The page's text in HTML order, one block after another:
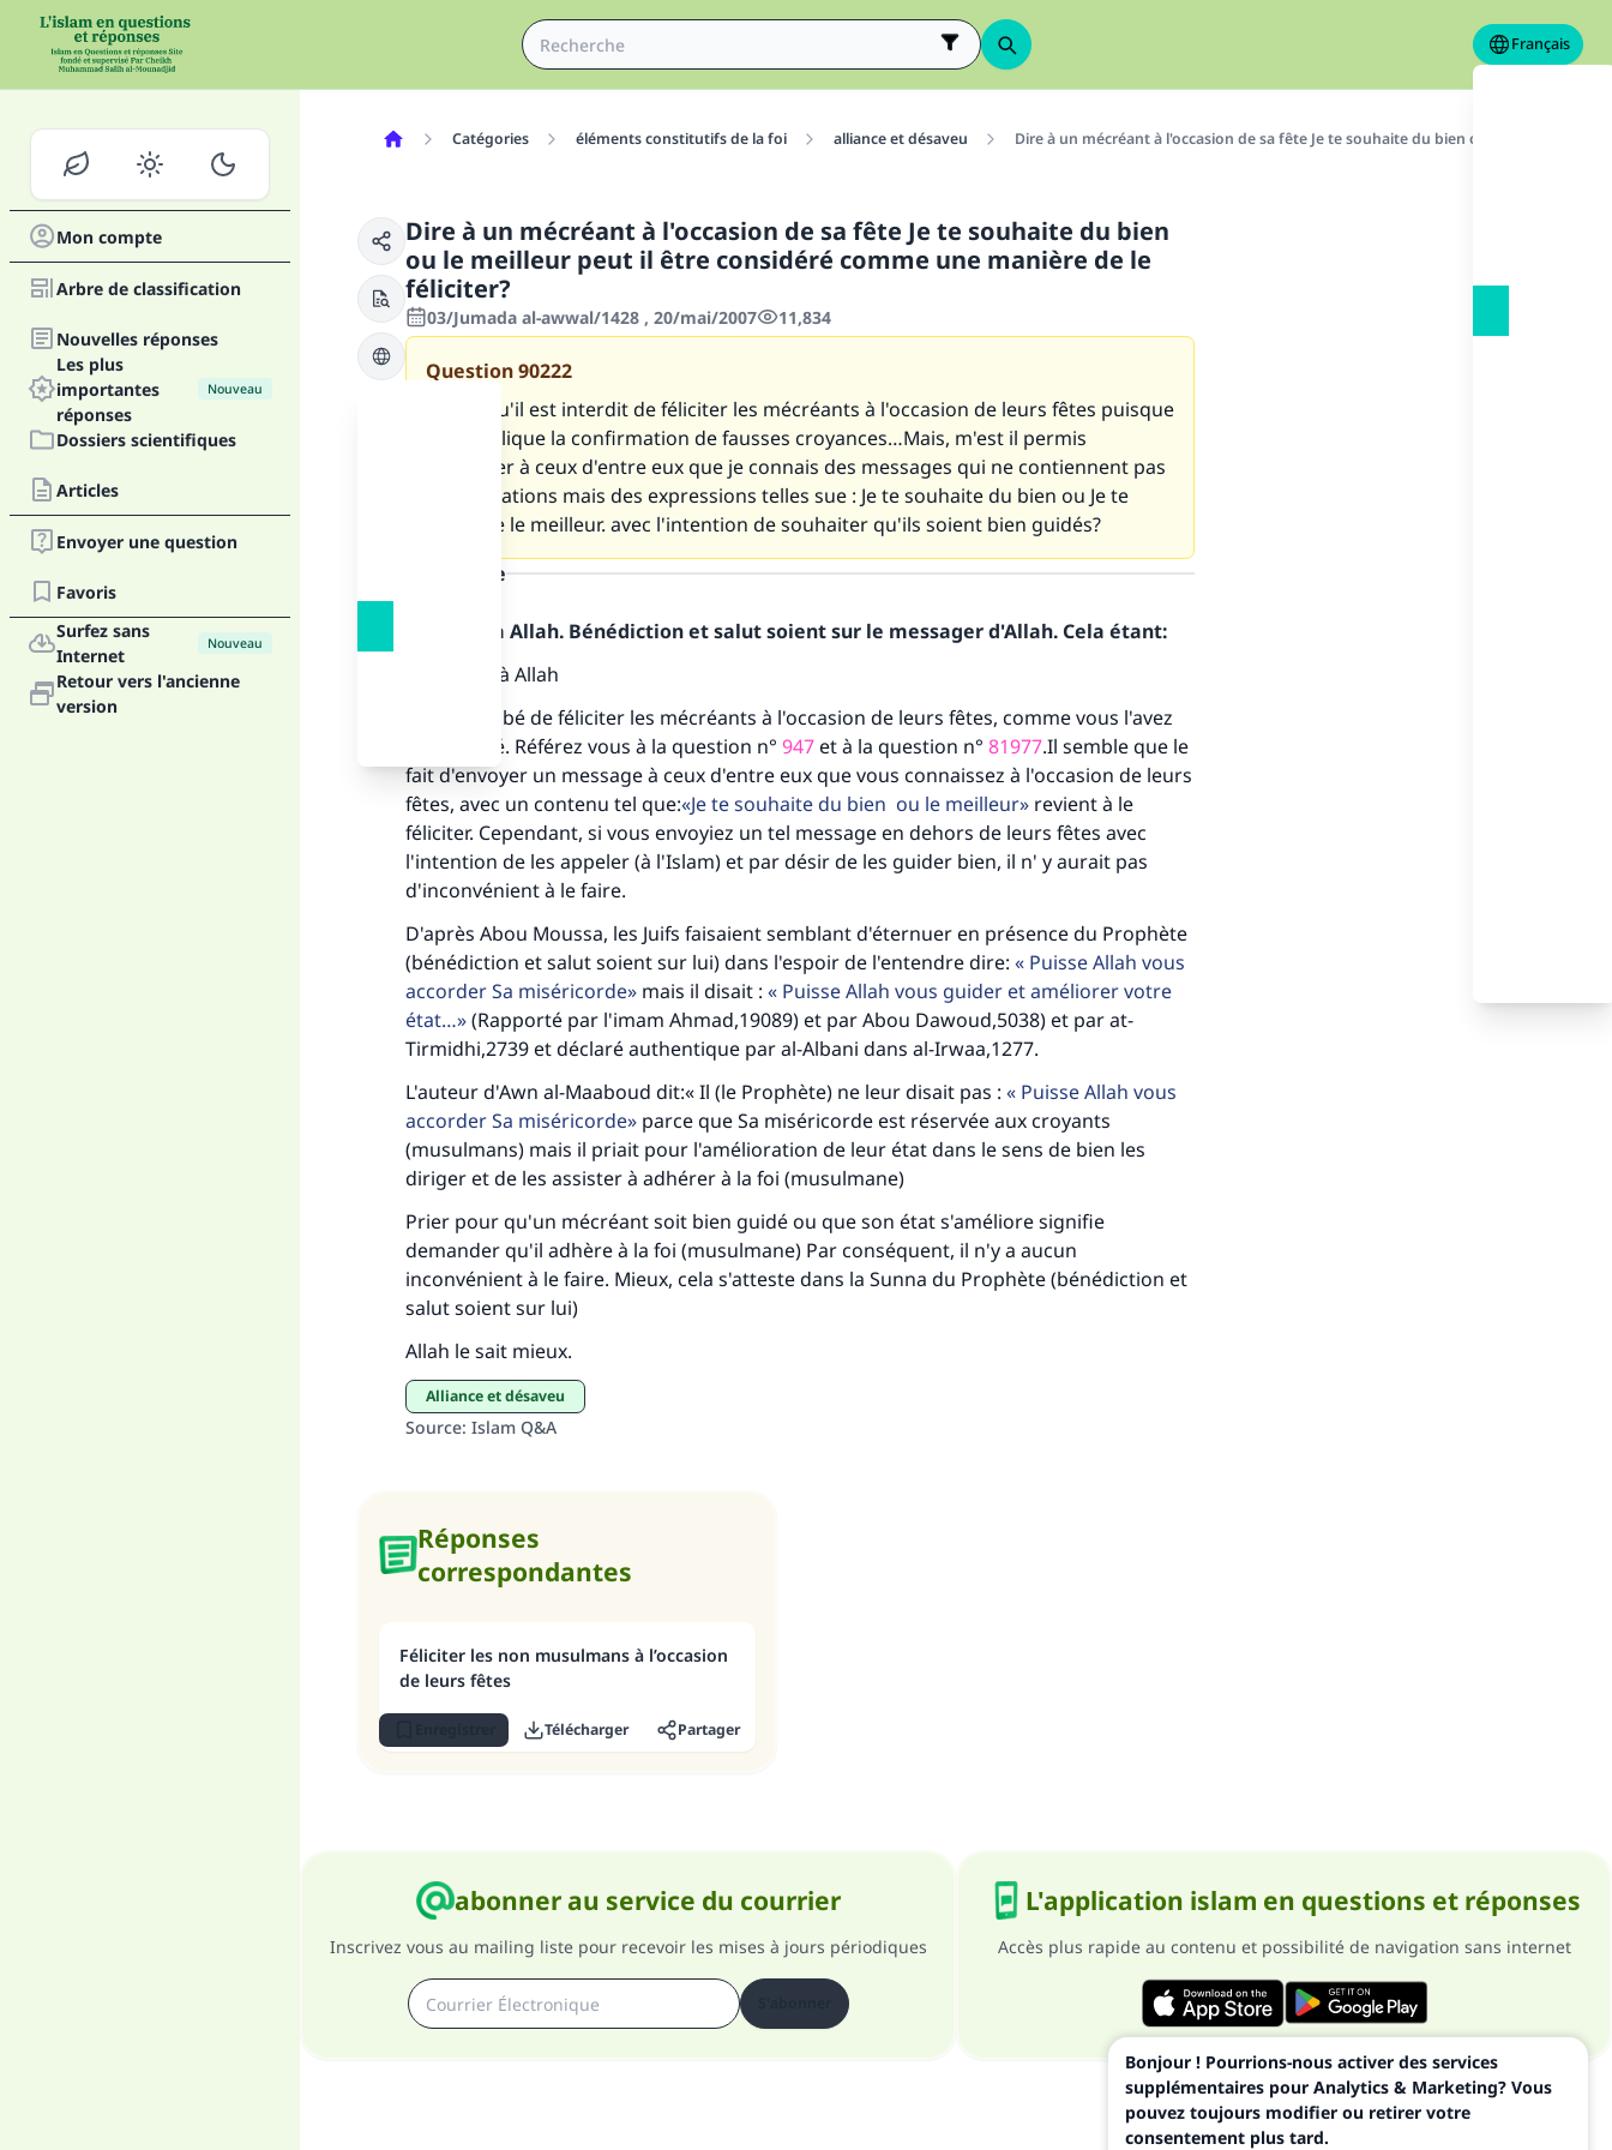
Français
Mon compte
Arbre de classification
Nouvelles réponses
Les plus
importantes
réponses
Nouveau
Dossiers scientifiques
Articles
Envoyer une question
Favoris
Surfez sans
Internet
Nouveau
Retour vers l'ancienne
version
Catégories éléments constitutifs de la foi alliance et désaveu Dire à un mécréant à l'occasion de sa fête Je te souhaite du bien ou le meilleur
Dire à un mécréant à l'occasion de sa fête Je te souhaite du bien
ou le meilleur peut il être considéré comme une manière de le
féliciter?
03/Jumada al-awwal/1428 , 20/mai/2007 11,834
Question90222
Je sais qu'il est interdit de féliciter les mécréants à l'occasion de leurs fêtes puisque
cela implique la confirmation de fausses croyances…Mais, m'est il permis
d'envoyer à ceux d'entre eux que je connais des messages qui ne contiennent pas
de félicitations mais des expressions telles sue : Je te souhaite du bien ou Je te
souhaite le meilleur. avec l'intention de souhaiter qu'ils soient bien guidés?
la réponse
Louange à Allah. Bénédiction et salut soient sur le messager d'Allah. Cela étant:
Louanges à Allah
Il est prohibé de féliciter les mécréants à l'occasion de leurs fêtes, comme vous l'avez
mentionné. Référez vous à la question n° 947 et à la question n° 81977.Il semble que le
fait d'envoyer un message à ceux d'entre eux que vous connaissez à l'occasion de leurs
fêtes, avec un contenu tel que: Je te souhaite du bien ou le meilleur revient à le
féliciter. Cependant, si vous envoyiez un tel message en dehors de leurs fêtes avec
l'intention de les appeler (à l'Islam) et par désir de les guider bien, il n' y aurait pas
d'inconvénient à le faire.
D'après Abou Moussa, les Juifs faisaient semblant d'éternuer en présence du Prophète
(bénédiction et salut soient sur lui) dans l'espoir de l'entendre dire:
Puisse Allah vous
accorder Sa miséricorde mais il disait :
Puisse Allah vous guider et améliorer votre
état… (Rapporté par l'imam Ahmad,19089) et par Abou Dawoud,5038) et par at-
Tirmidhi,2739 et déclaré authentique par al-Albani dans al-Irwaa,1277.
L'auteur d'Awn al-Maaboud dit:« Il (le Prophète) ne leur disait pas :
Puisse Allah vous
accorder Sa miséricorde parce que Sa miséricorde est réservée aux croyants
(musulmans) mais il priait pour l'amélioration de leur état dans le sens de bien les
diriger et de les assister à adhérer à la foi (musulmane)
Prier pour qu'un mécréant soit bien guidé ou que son état s'améliore signifie
demander qu'il adhère à la foi (musulmane) Par conséquent, il n'y a aucun
inconvénient à le faire. Mieux, cela s'atteste dans la Sunna du Prophète (bénédiction et
salut soient sur lui)
Allah le sait mieux.
alliance et désaveu
Source: Islam Q&A
Réponses
correspondantes
Féliciter les non musulmans à l’occasion
de leurs fêtes
Télécharger Partager
abonner au service du courrier
Inscrivez vous au mailing liste pour recevoir les mises à jours périodiques
L'application islam en questions et réponses
Accès plus rapide au contenu et possibilité de navigation sans internet
Faites une différence dans la vie de millions de
personnes grâce à votre contribution
Aidez nous à apporter des réponses.
Le Messager d'Allah (Paix sur lui) a dit:
"Celui qui indique une bonne action obtient la même récompense
que celui qui le fait."
(MOUSLIM 1893)
Soutenez IslamQA
Bonjour ! Pourrions-nous activer des services
supplémentaires pour Analytics & Marketing? Vous
pouvez toujours modifier ou retirer votre
consentement plus tard.